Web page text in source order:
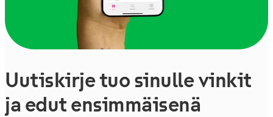
Uutiskirje tuo sinulle vinkit
ja edut ensimmäisenä